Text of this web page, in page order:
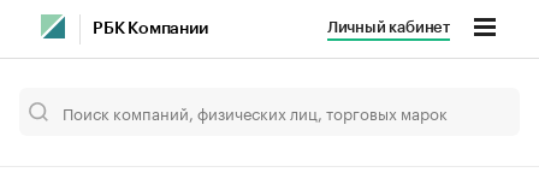
РБК Компании Личный кабинет